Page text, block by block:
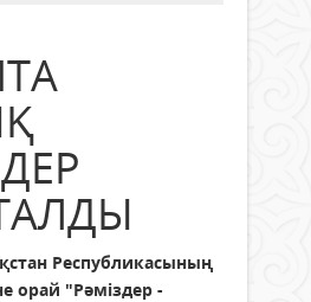
Республикасының
орай "Рәміздер -